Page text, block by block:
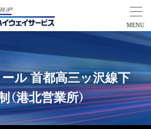
営業拠点
会社案内・実績紹介
ル 首都高三ッ沢線下
（港北営業所）